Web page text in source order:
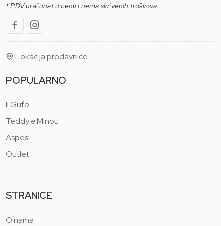
* PDV uračunat u cenu i nema skrivenih troškova.
Lokacija prodavnice
POPULARNO
Il Gufo
Teddy e Minou
Aspesi
Outlet
STRANICE
O nama